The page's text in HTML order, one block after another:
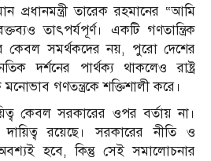
প্রধানমন্ত্রী তারেক রহমানের “আমি
তাৎপর্যপূর্ণ। একটি গণতান্ত্রিক
কেবল সমর্থকদের নয়, পুরো দেশের
দর্শনের পার্থক্য থাকলেও রাষ্ট্র
মনোভাব গণতন্ত্রকে শক্তিশালী করে।
কেবল সরকারের ওপর বর্তায় না।
রয়েছে। সরকারের নীতি ও
হবে, কিন্তু সেই সমালোচনার